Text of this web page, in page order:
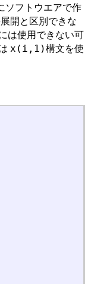
ソフトウエアで作
開と区別できな
は使用できない可
x(i,1)構文を使